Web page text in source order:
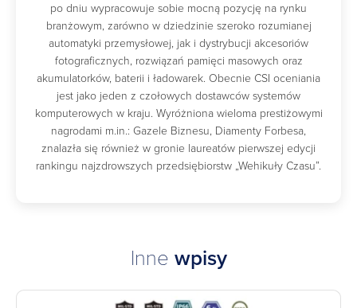
po dniu wypracowuje sobie mocną pozycję na rynku
branżowym, zarówno w dziedzinie szeroko rozumianej
automatyki przemysłowej, jak i dystrybucji akcesoriów
fotograficznych, rozwiązań pamięci masowych oraz
akumulatorków, baterii i ładowarek. Obecnie CSI oceniania
jest jako jeden z czołowych dostawców systemów
komputerowych w kraju. Wyróżniona wieloma prestiżowymi
nagrodami m.in.: Gazele Biznesu, Diamenty Forbesa,
znalazła się również w gronie laureatów pierwszej edycji
rankingu najzdrowszych przedsiębiorstw „Wehikuły Czasu”.
Inne wpisy